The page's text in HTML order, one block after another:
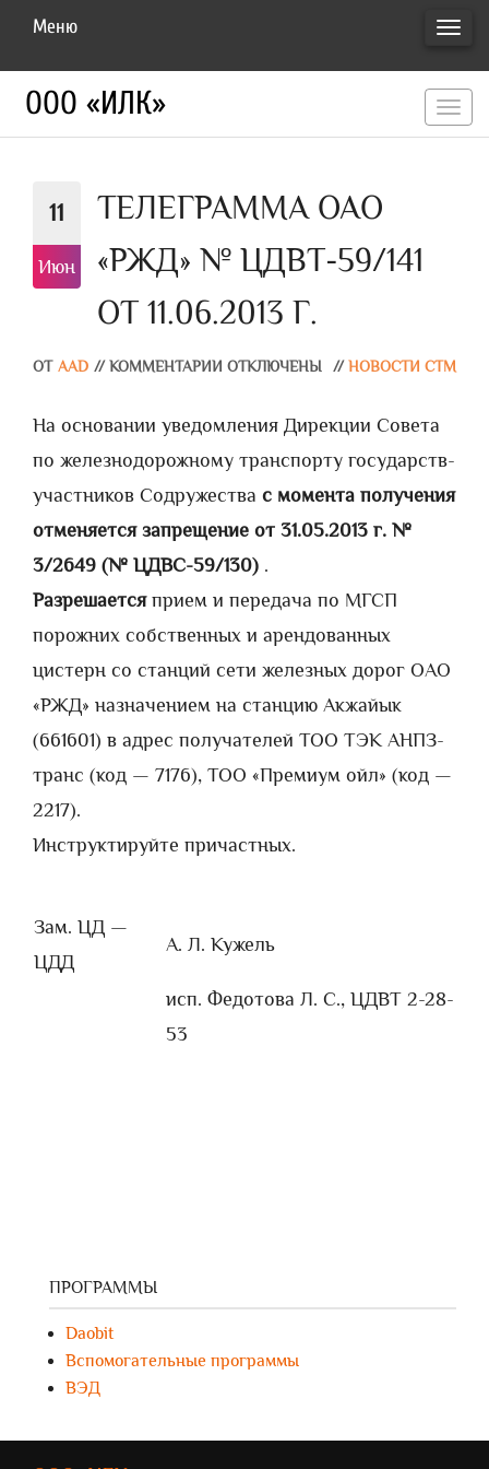
Меню
ООО «ИЛК»
11
Июн
ТЕЛЕГРАММА ОАО
«РЖД» № ЦДВТ-59/141
ОТ 11.06.2013 Г.
ОТ AAD // КОММЕНТАРИИ ОТКЛЮЧЕНЫ // НОВОСТИ СТМ
На основании уведомления Дирекции Совета
по железнодорожному транспорту государств-
участников Содружества с момента получения
отменяется запрещение от 31.05.2013 г. №
3/2649 (№ ЦДВС-59/130) .
Разрешаетсяприем и передача по МГСП
порожних собственных и арендованных
цистерн со станций сети железных дорог ОАО
«РЖД» назначением на станцию Акжайык
(661601) в адрес получателей ТОО ТЭК АНПЗ-
транс (код — 7176), ТОО «Премиум ойл» (код —
2217).
Инструктируйте причастных.
Зам. ЦД —
ЦДД
А. Л. Кужель
исп. Федотова Л. С., ЦДВТ 2-28-
53
ПРОГРАММЫ
Daobit
Вспомогательные программы
ВЭД